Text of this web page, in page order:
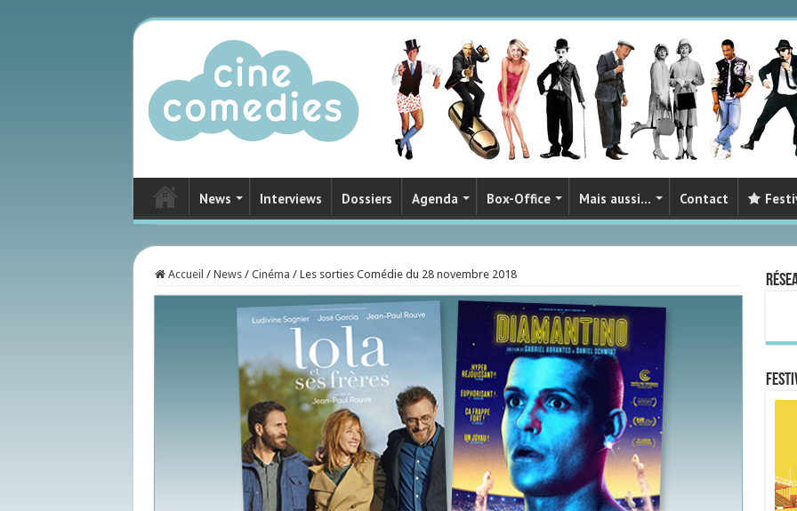
News Interviews Dossiers Agenda Box-Office Mais aussi… Contact
Accueil / News / Cinéma / Les sorties Comédie du 28 novembre 2018